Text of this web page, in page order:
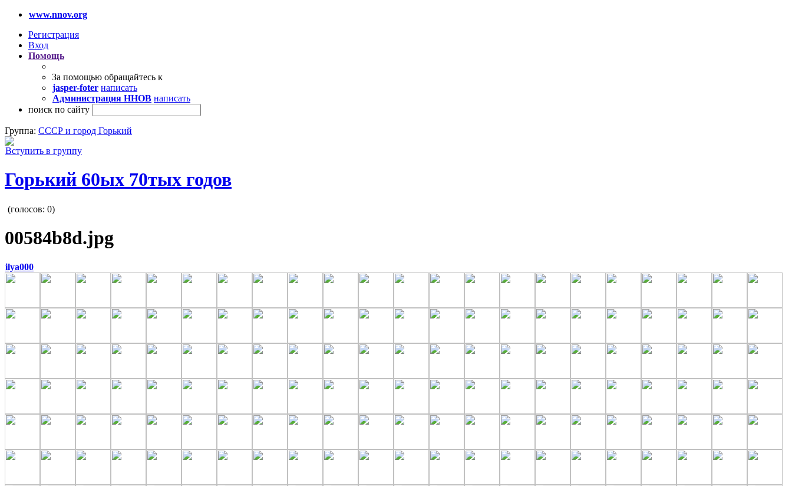
www.nnov.org
Регистрация
Вход
Помощь
За помощью обращайтесь к
jasper-foter написать
Администрация ННОВ написать
поиск по сайту
Группа: СССР и город Горький
Вступить в группу
Горький 60ых 70тых годов
(голосов: 0)
00584b8d.jpg
ilya000